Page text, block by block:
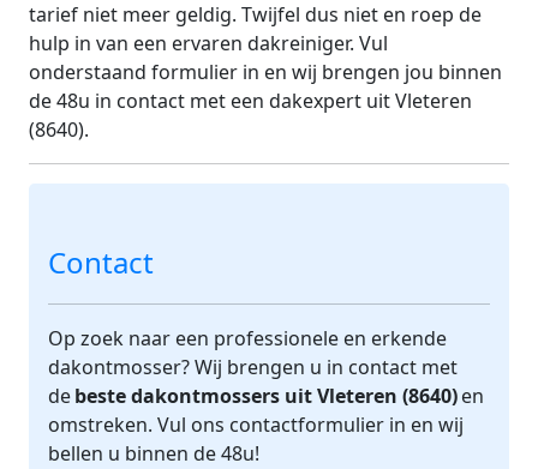
tarief niet meer geldig. Twijfel dus niet en roep de
hulp in van een ervaren dakreiniger. Vul
onderstaand formulier in en wij brengen jou binnen
de 48u in contact met een dakexpert uit Vleteren
(8640).
Contact
Op zoek naar een professionele en erkende
dakontmosser? Wij brengen u in contact met
debeste dakontmossers uit Vleteren (8640)en
omstreken. Vul ons contactformulier in en wij
bellen u binnen de 48u!